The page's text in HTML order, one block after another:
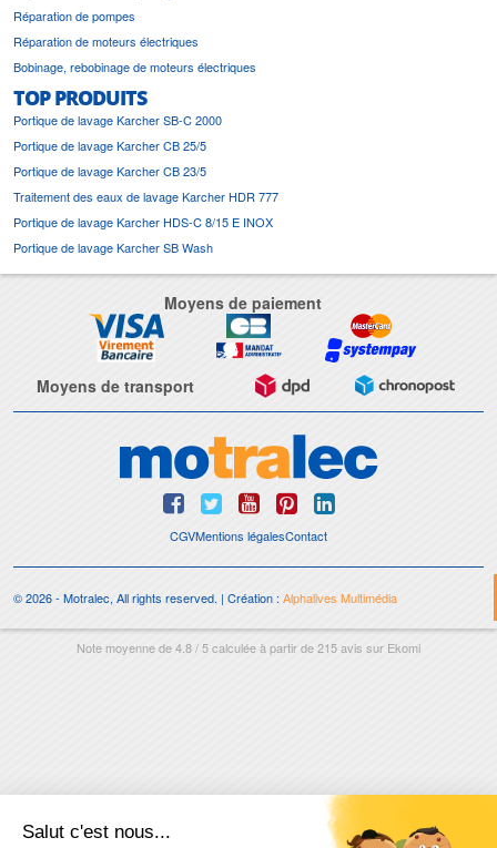
Réparation de pompes
Réparation de moteurs électriques
Bobinage, rebobinage de moteurs électriques
TOP PRODUITS
Portique de lavage Karcher SB-C 2000
Portique de lavage Karcher CB 25/5
Portique de lavage Karcher CB 23/5
Traitement des eaux de lavage Karcher HDR 777
Portique de lavage Karcher HDS-C 8/15 E INOX
Portique de lavage Karcher SB Wash
Moyens de paiement
Moyens de transport
CGVMentions légalesContact
© 2026 - Motralec, All rights reserved. | Création :Alphalives Multimédia
Note moyenne de4.8/5calculée à partir de215avis sur Ekomi